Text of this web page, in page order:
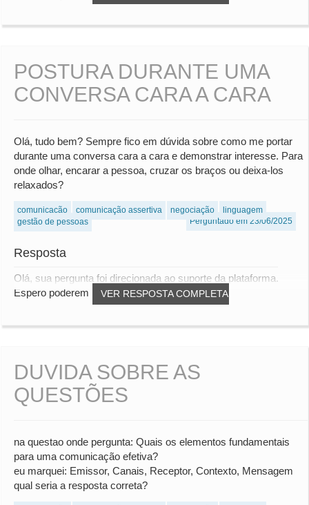
POSTURA DURANTE UMA
CONVERSA CARA A CARA
Olá, tudo bem? Sempre fico em dúvida sobre como me portar
durante uma conversa cara a cara e demonstrar interesse. Para
onde olhar, encarar a pessoa, cruzar os braços ou deixa-los
relaxados?
comunicação comunicação assertiva negociação
linguagem
gestão de pessoas
Perguntado em 23/06/2025
Resposta
VER RESPOSTA COMPLETA
Olá, sua pergunta foi direcionada ao suporte da plataforma.
Espero poderem solucionar. Obrigada!...
DUVIDA SOBRE AS
QUESTÕES
na questao onde pergunta: Quais os elementos fundamentais
para uma comunicação efetiva?
eu marquei: Emissor, Canais, Receptor, Contexto, Mensagem
qual seria a resposta correta?